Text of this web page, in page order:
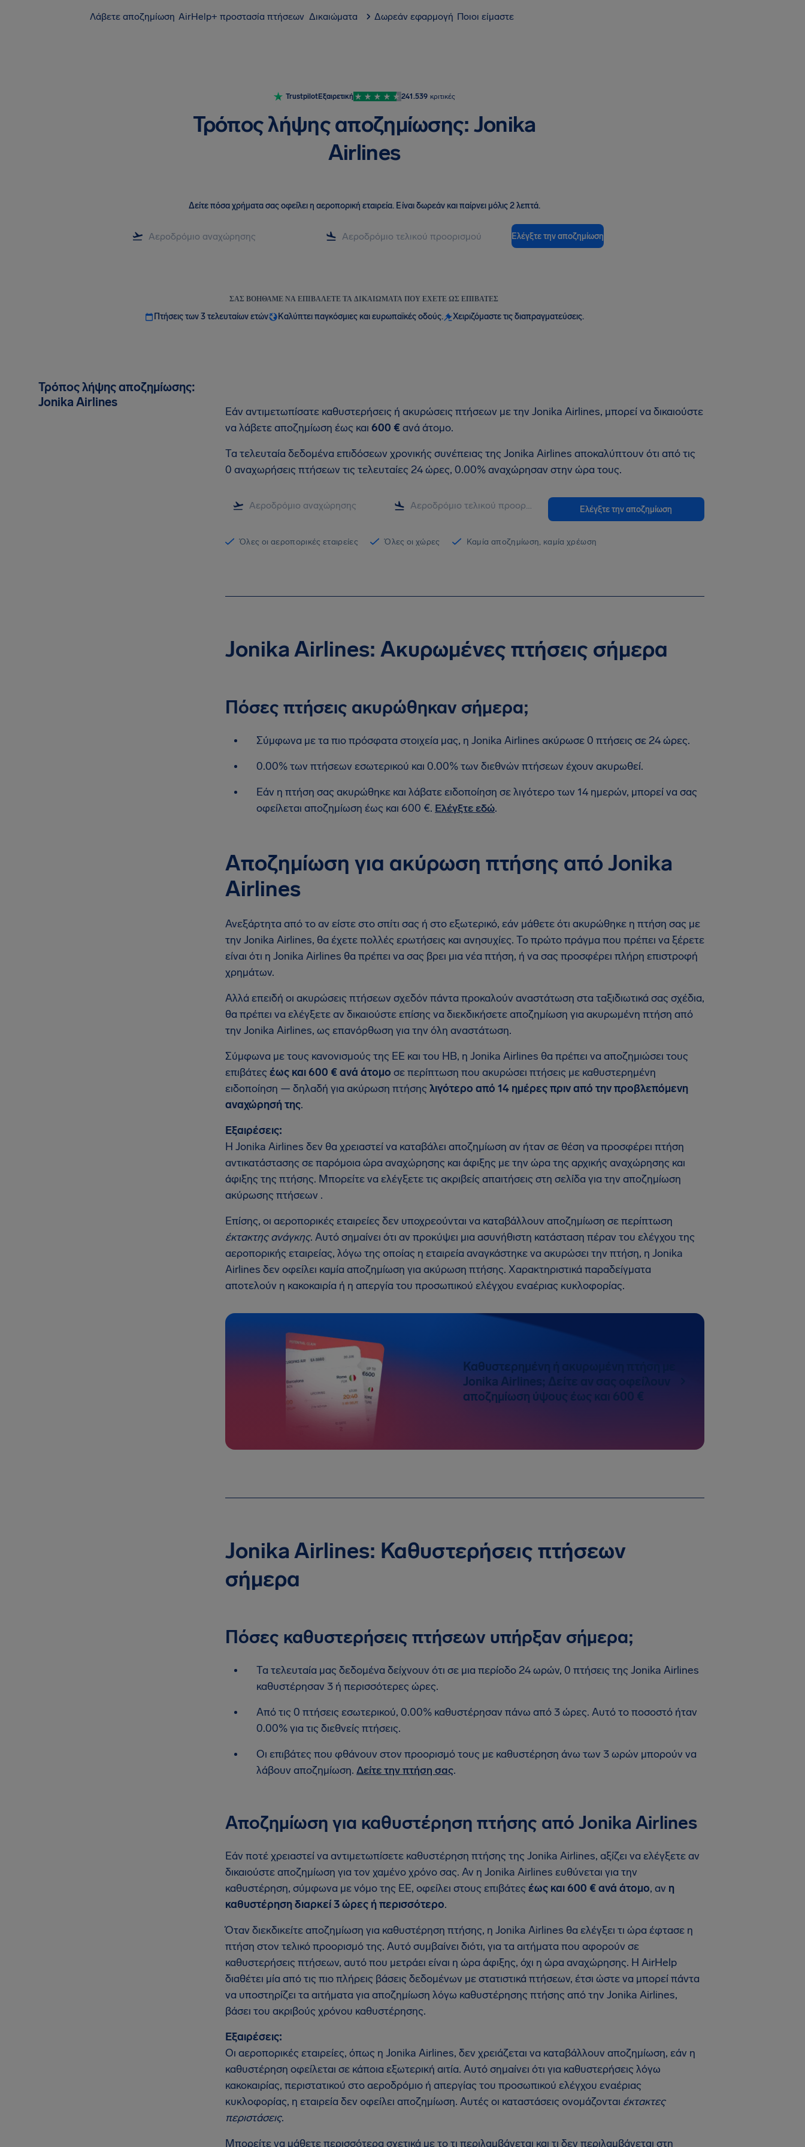
Λάβετε αποζημίωση AirHelp+ προστασία πτήσεων Δικαιώματα Δωρεάν εφαρμογή Ποιοι είμαστε
TrustpilotΕξαιρετική 241.539 κριτικές
Τρόπος λήψης αποζημίωσης: Jonika
Airlines
Δείτε πόσα χρήματα σας οφείλει η αεροπορική εταιρεία. Είναι δωρεάν και παίρνει μόλις 2 λεπτά.
Ελέγξτε την αποζημίωση
ΣΑΣ ΒΟΗΘΆΜΕ ΝΑ ΕΠΙΒΆΛΕΤΕ ΤΑ ΔΙΚΑΙΏΜΑΤΑ ΠΟΥ ΈΧΕΤΕ ΩΣ ΕΠΙΒΆΤΕΣ
Πτήσεις των 3 τελευταίων ετών Καλύπτει παγκόσμιες και ευρωπαϊκές οδούς. Χειριζόμαστε τις διαπραγματεύσεις.
Τρόπος λήψης αποζημίωσης:
Jonika Airlines
Εάν αντιμετωπίσατε καθυστερήσεις ή ακυρώσεις πτήσεων με την Jonika Airlines, μπορεί να δικαιούστε
να λάβετε αποζημίωση έως και 600 €ανά άτομο.
Τα τελευταία δεδομένα επιδόσεων χρονικής συνέπειας της Jonika Airlines αποκαλύπτουν ότι από τις
0 αναχωρήσεις πτήσεων τις τελευταίες 24 ώρες, 0.00% αναχώρησαν στην ώρα τους.
Ελέγξτε την αποζημίωση
Όλες οι αεροπορικές εταιρείες Όλες οι χώρες Καμία αποζημίωση, καμία χρέωση
Jonika Airlines: Ακυρωμένες πτήσεις σήμερα
Πόσες πτήσεις ακυρώθηκαν σήμερα;
Σύμφωνα με τα πιο πρόσφατα στοιχεία μας, η Jonika Airlines ακύρωσε 0 πτήσεις σε 24 ώρες.
0.00% των πτήσεων εσωτερικού και 0.00% των διεθνών πτήσεων έχουν ακυρωθεί.
Εάν η πτήση σας ακυρώθηκε και λάβατε ειδοποίηση σε λιγότερο των 14 ημερών, μπορεί να σας
οφείλεται αποζημίωση έως και 600 €. Ελέγξτε εδώ.
Αποζημίωση για ακύρωση πτήσης από Jonika
Airlines
Ανεξάρτητα από το αν είστε στο σπίτι σας ή στο εξωτερικό, εάν μάθετε ότι ακυρώθηκε η πτήση σας με
την Jonika Airlines, θα έχετε πολλές ερωτήσεις και ανησυχίες. Το πρώτο πράγμα που πρέπει να ξέρετε
είναι ότι η Jonika Airlines θα πρέπει να σας βρει μια νέα πτήση, ή να σας προσφέρει πλήρη επιστροφή
χρημάτων.
Αλλά επειδή οι ακυρώσεις πτήσεων σχεδόν πάντα προκαλούν αναστάτωση στα ταξιδιωτικά σας σχέδια,
θα πρέπει να ελέγξετε αν δικαιούστε επίσης να διεκδικήσετε αποζημίωση για ακυρωμένη πτήση από
την Jonika Airlines, ως επανόρθωση για την όλη αναστάτωση.
Σύμφωνα με τους κανονισμούς της ΕΕ και του ΗΒ, η Jonika Airlines θα πρέπει να αποζημιώσει τους
επιβάτεςέως και 600 € ανά άτομο σε περίπτωση που ακυρώσει πτήσεις με καθυστερημένη
ειδοποίηση — δηλαδή για ακύρωση πτήσηςλιγότερο από 14 ημέρες πριν από την προβλεπόμενη
αναχώρησή της.
Εξαιρέσεις:
Η Jonika Airlines δεν θα χρειαστεί να καταβάλει αποζημίωση αν ήταν σε θέση να προσφέρει πτήση
αντικατάστασης σε παρόμοια ώρα αναχώρησης και άφιξης με την ώρα της αρχικής αναχώρησης και
άφιξης της πτήσης. Μπορείτε να ελέγξετε τις ακριβείς απαιτήσεις στη σελίδα για την αποζημίωση
ακύρωσης πτήσεων .
Επίσης, οι αεροπορικές εταιρείες δεν υποχρεούνται να καταβάλλουν αποζημίωση σε περίπτωση
έκτακτης ανάγκης. Αυτό σημαίνει ότι αν προκύψει μια ασυνήθιστη κατάσταση πέραν του ελέγχου της
αεροπορικής εταιρείας, λόγω της οποίας η εταιρεία αναγκάστηκε να ακυρώσει την πτήση, η Jonika
Airlines δεν οφείλει καμία αποζημίωση για ακύρωση πτήσης. Χαρακτηριστικά παραδείγματα
αποτελούν η κακοκαιρία ή η απεργία του προσωπικού ελέγχου εναέριας κυκλοφορίας.
Καθυστερημένη ή ακυρωμένη πτήση με
Jonika Airlines; Δείτε αν σας οφείλουν
αποζημίωση ύψους έως και 600 €
Jonika Airlines: Καθυστερήσεις πτήσεων
σήμερα
Πόσες καθυστερήσεις πτήσεων υπήρξαν σήμερα;
Τα τελευταία μας δεδομένα δείχνουν ότι σε μια περίοδο 24 ωρών, 0 πτήσεις της Jonika Airlines
καθυστέρησαν 3 ή περισσότερες ώρες.
Από τις 0 πτήσεις εσωτερικού, 0.00% καθυστέρησαν πάνω από 3 ώρες. Αυτό το ποσοστό ήταν
0.00% για τις διεθνείς πτήσεις.
Οι επιβάτες που φθάνουν στον προορισμό τους με καθυστέρηση άνω των 3 ωρών μπορούν να
λάβουν αποζημίωση. Δείτε την πτήση σας.
Αποζημίωση για καθυστέρηση πτήσης από Jonika Airlines
Εάν ποτέ χρειαστεί να αντιμετωπίσετε καθυστέρηση πτήσης της Jonika Airlines, αξίζει να ελέγξετε αν
δικαιούστε αποζημίωση για τον χαμένο χρόνο σας. Αν η Jonika Airlines ευθύνεται για την
καθυστέρηση, σύμφωνα με νόμο της ΕΕ, οφείλει στους επιβάτεςέως και 600 € ανά άτομο, αν η
καθυστέρηση διαρκεί 3 ώρες ή περισσότερο.
Όταν διεκδικείτε αποζημίωση για καθυστέρηση πτήσης, η Jonika Airlines θα ελέγξει τι ώρα έφτασε η
πτήση στον τελικό προορισμό της. Αυτό συμβαίνει διότι, για τα αιτήματα που αφορούν σε
καθυστερήσεις πτήσεων, αυτό που μετράει είναι η ώρα άφιξης, όχι η ώρα αναχώρησης. Η AirHelp
διαθέτει μία από τις πιο πλήρεις βάσεις δεδομένων με στατιστικά πτήσεων, έτσι ώστε να μπορεί πάντα
να υποστηρίζει τα αιτήματα για αποζημίωση λόγω καθυστέρησης πτήσης από την Jonika Airlines,
βάσει του ακριβούς χρόνου καθυστέρησης.
Εξαιρέσεις:
Οι αεροπορικές εταιρείες, όπως η Jonika Airlines, δεν χρειάζεται να καταβάλλουν αποζημίωση, εάν η
καθυστέρηση οφείλεται σε κάποια εξωτερική αιτία. Αυτό σημαίνει ότι για καθυστερήσεις λόγω
κακοκαιρίας, περιστατικού στο αεροδρόμιο ή απεργίας του προσωπικού ελέγχου εναέριας
κυκλοφορίας, η εταιρεία δεν οφείλει αποζημίωση. Αυτές οι καταστάσεις ονομάζονται έκτακτες
περιστάσεις.
Μπορείτε να μάθετε περισσότερα σχετικά με το τι περιλαμβάνεται και τι δεν περιλαμβάνεται στη